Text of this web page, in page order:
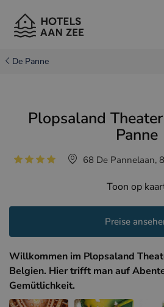
Beliebte Küstenstädte
Beliebte
Hotels in Cadzand (NL)
Hotels in Blankenberge
Hotels in Middelkerke (BE)
Hotels in Sluis (NL)
Hotels in Renesse (NL)
Länder
belgische Küste
Boutique-Hotels
Reisetipps und Fakten
De Panne
Plopsaland
Panne
68 De Pannelaan,
Toon op
Preise
Willkommen im Plopsaland
Belgien. Hier trifft man auf
Gemütlichkeit.